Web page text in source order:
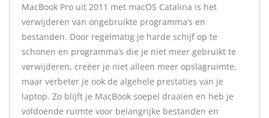
MacBook Pro uit 2011 met macOS Catalina is het
verwijderen van ongebruikte programma’s en
bestanden. Door regelmatig je harde schijf op te
schonen en programma’s die je niet meer gebruikt te
verwijderen, creëer je niet alleen meer opslagruimte,
maar verbeter je ook de algehele prestaties van je
laptop. Zo blijft je MacBook soepel draaien en heb je
voldoende ruimte voor belangrijke bestanden en